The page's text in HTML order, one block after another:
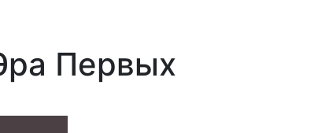
Первых